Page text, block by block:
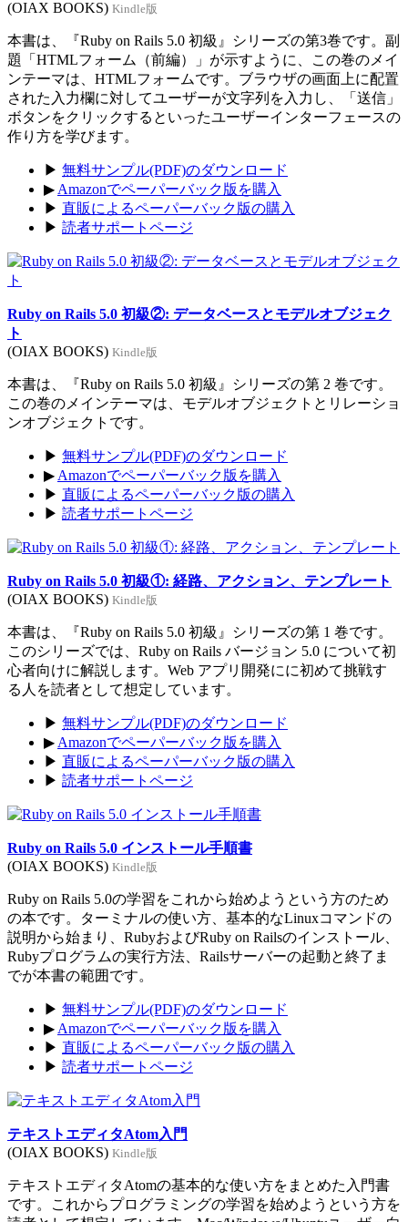
(OIAX BOOKS) Kindle版
本書は、『Ruby on Rails 5.0 初級』シリーズの第3巻です。副
題「HTMLフォーム（前編）」が示すように、この巻のメイ
ンテーマは、HTMLフォームです。ブラウザの画面上に配置
された入力欄に対してユーザーが文字列を入力し、「送信」
ボタンをクリックするといったユーザーインターフェースの
作り方を学びます。
▶ 無料サンプル(PDF)のダウンロード
▶ Amazonでペーパーバック版を購入
▶ 直販によるペーパーバック版の購入
▶ 読者サポートページ
Ruby on Rails 5.0 初級②: データベースとモデルオブジェク
ト
(OIAX BOOKS) Kindle版
本書は、『Ruby on Rails 5.0 初級』シリーズの第 2 巻です。
この巻のメインテーマは、モデルオブジェクトとリレーショ
ンオブジェクトです。
▶ 無料サンプル(PDF)のダウンロード
▶ Amazonでペーパーバック版を購入
▶ 直販によるペーパーバック版の購入
▶ 読者サポートページ
Ruby on Rails 5.0 初級①: 経路、アクション、テンプレート
(OIAX BOOKS) Kindle版
本書は、『Ruby on Rails 5.0 初級』シリーズの第 1 巻です。
このシリーズでは、Ruby on Rails バージョン 5.0 について初
心者向けに解説します。Web アプリ開発にに初めて挑戦す
る人を読者として想定しています。
▶ 無料サンプル(PDF)のダウンロード
▶ Amazonでペーパーバック版を購入
▶ 直販によるペーパーバック版の購入
▶ 読者サポートページ
Ruby on Rails 5.0 インストール手順書
(OIAX BOOKS) Kindle版
Ruby on Rails 5.0の学習をこれから始めようという方のため
の本です。ターミナルの使い方、基本的なLinuxコマンドの
説明から始まり、RubyおよびRuby on Railsのインストール、
Rubyプログラムの実行方法、Railsサーバーの起動と終了ま
でが本書の範囲です。
▶ 無料サンプル(PDF)のダウンロード
▶ Amazonでペーパーバック版を購入
▶ 直販によるペーパーバック版の購入
▶ 読者サポートページ
テキストエディタAtom入門
(OIAX BOOKS) Kindle版
テキストエディタAtomの基本的な使い方をまとめた入門書
です。これからプログラミングの学習を始めようという方を